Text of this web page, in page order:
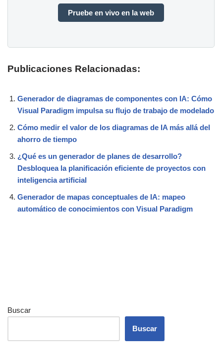
Pruebe en vivo en la web
Publicaciones Relacionadas:
Generador de diagramas de componentes con IA: Cómo
Visual Paradigm impulsa su flujo de trabajo de modelado
Cómo medir el valor de los diagramas de IA más allá del
ahorro de tiempo
¿Qué es un generador de planes de desarrollo?
Desbloquea la planificación eficiente de proyectos con
inteligencia artificial
Generador de mapas conceptuales de IA: mapeo
automático de conocimientos con Visual Paradigm
Buscar
Buscar